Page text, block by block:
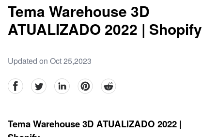
Tema Warehouse 3D
ATUALIZADO 2022 | Shopify
Updated on Oct 25,2023
facebookTwitter linkedinpinterestreddit
Tema Warehouse 3D ATUALIZADO 2022 |